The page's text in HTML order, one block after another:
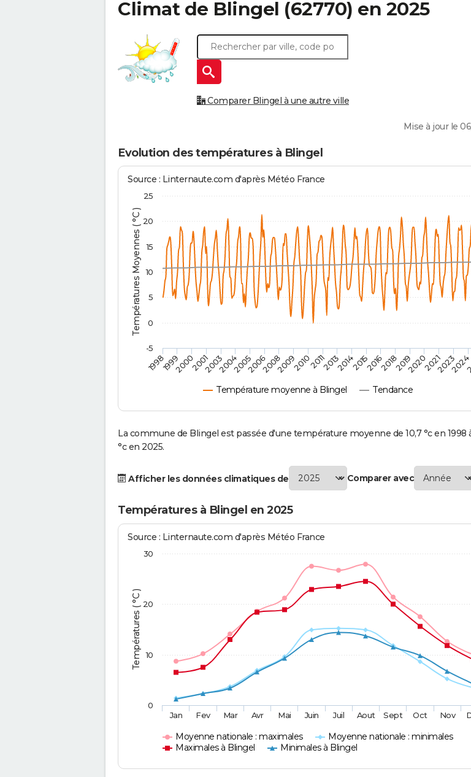
Climat de Blingel (62770) en 2025
Comparer Blingel à une autre ville
Mise à jour le
Evolution des températures à Blingel
Températures Moyennes ( °C )
Source : Linternaute.com d'après Météo France
Température moyenne à Blingel Tendance
1998 2014
199920002001200320042005200620082009201020112013 20152016201820192020202120232024
-5
0
5
10
15
20
25
La commune de Blingel est passée d'une température moyenne de 10,7 °c en 1998
°c en 2025.
Afficher les données climatiques de Comparer avec
Températures à Blingel en 2025
Températures ( °C )
Source : Linternaute.com d'après Météo France
Moyenne nationale : maximales
Moyenne nationale : minimales
Maximales à Blingel
Minimales à Blingel
Jan Fev Mar Avr Mai Juin Juil Aout Sept Oct Nov
0
10
20
30